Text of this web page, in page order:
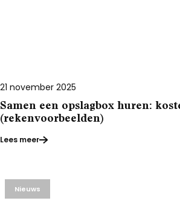
21 november 2025
Samen een opslagbox huren:
(rekenvoorbeelden)
Lees meer
Nieuws